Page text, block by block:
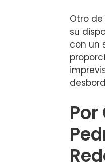
Otro
su
con un